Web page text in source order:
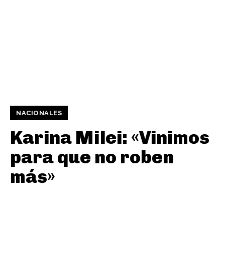
NACIONALES
Karina Milei: «Vinimos
para que no roben
más»